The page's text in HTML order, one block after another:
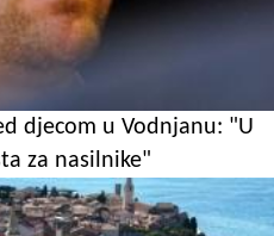
djecom u Vodnjanu: "U
za nasilnike"